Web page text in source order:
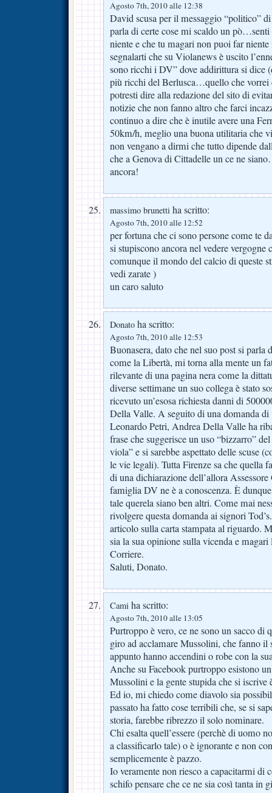
Agosto 7th, 2010 alle 12:38
David scusa per il messaggio “politico”
parla di certe cose mi scaldo un pò…senti
niente e che tu magari non puoi far
segnalarti che su Violanews è uscito
sono ricchi i DV” dove addirittura si dice
più ricchi del Berlusca…quello che vorrei
potresti dire alla redazione del sito di
notizie che non fanno altro che farci
continuo a dire che è inutile avere una
50km/h, meglio una buona utilitaria che
non vengano a dirmi che tutto dipende
che a Genova di Cittadelle un ce ne
ancora!
massimo brunetti ha scritto:
Agosto 7th, 2010 alle 12:52
per fortuna che ci sono persone come te
si stupiscono ancora nel vedere vergogne
comunque il mondo del calcio di queste
vedi zarate )
un caro saluto
Donato ha scritto:
Agosto 7th, 2010 alle 12:53
Buonasera, dato che nel suo post si parla
come la Libertà, mi torna alla mente un
rilevante di una pagina nera come la
diverse settimane un suo collega è stato
ricevuto un’esosa richiesta danni di
Della Valle. A seguito di una domanda di
Leonardo Petri, Andrea Della Valle ha
frase che suggerisce un uso “bizzarro”
viola” e si sarebbe aspettato delle scuse
le vie legali). Tutta Firenze sa che quella
di una dichiarazione dell’allora
famiglia DV ne è a conoscenza. È
tale querela siano ben altri. Come mai
rivolgere questa domanda ai signori
articolo sulla carta stampata al riguardo.
sia la sua opinione sulla vicenda e
Corriere.
Saluti, Donato.
Cami ha scritto:
Agosto 7th, 2010 alle 13:05
Purtroppo è vero, ce ne sono un sacco di
giro ad acclamare Mussolini, che fanno il
appunto hanno accendini o robe con la
Anche su Facebook purtroppo esistono
Mussolini e la gente stupida che si iscrive
Ed io, mi chiedo come diavolo sia
passato ha fatto cose terribili che, se si
storia, farebbe ribrezzo il solo nominare.
Chi esalta quell’essere (perchè di uomo
a classificarlo tale) o è ignorante e non
semplicemente è pazzo.
Io veramente non riesco a capacitarmi
schifo pensare che ce ne sia così tanta in